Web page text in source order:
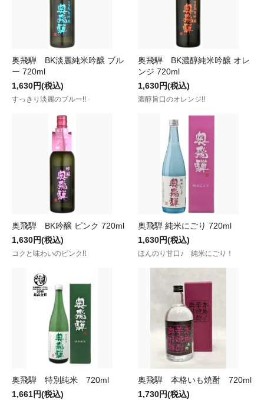
奥飛騨 BK淡麗純米吟醸 ブル
ー 720ml
1,630円(税込)
すっきり淡麗のブルー!!
奥飛騨 BK濃醇純米吟醸 オレ
ンジ 720ml
1,630円(税込)
濃醇旨口のオレンジ!!
奥飛騨 BK吟醸 ピンク 720ml
1,630円(税込)
コクと味わいのピンク!!
奥飛騨 純米にごり 720ml
1,630円(税込)
ほんのり甘口♪ 純米にごり！
奥飛騨 特別純米 720ml
1,661円(税込)
奥飛騨 本格いも焼酎 720ml
1,730円(税込)